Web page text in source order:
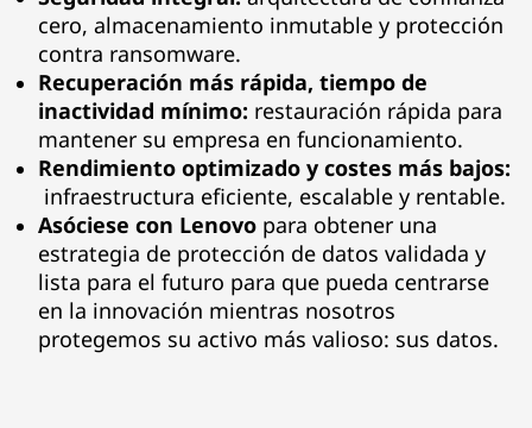
u
o
n
cero, almacenamiento inmutable y protección
contra ransomware.
Recuperación más rápida, tiempo de
inactividad mínimo: restauración rápida para
mantener su empresa en funcionamiento.
Rendimiento optimizado y costes más bajos:
infraestructura eficiente, escalable y rentable.
Asóciese con Lenovo para obtener una
estrategia de protección de datos validada y
lista para el futuro para que pueda centrarse
en la innovación mientras nosotros
protegemos su activo más valioso: sus datos.